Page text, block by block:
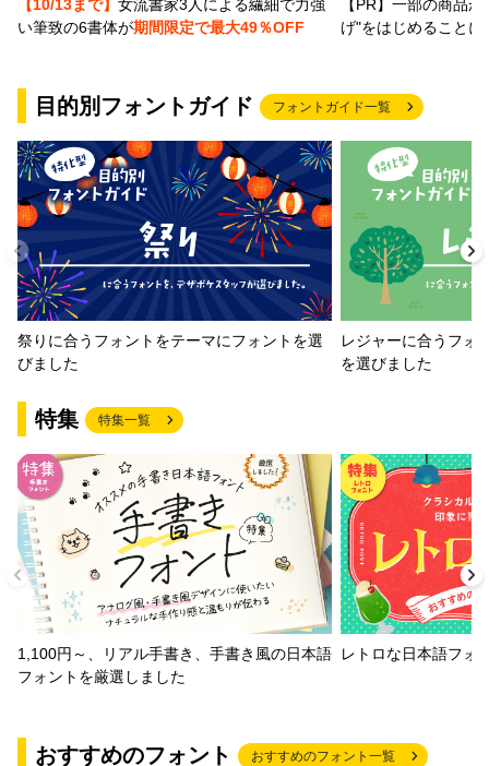
【10/13まで】 女流書家3人による繊細で力強
い筆致の6書体が期間限定で最大49％OFF
【PR】一部の商品
げ"をはじめること
目的別フォントガイド フォントガイド一覧
祭りに合うフォントをテーマにフォントを選
びました
レジャーに合うフォ
を選びました
特集 特集一覧
1,100円～、リアル手書き、手書き風の日本語
フォントを厳選しました
レトロな日本語フォ
おすすめのフォント おすすめのフォント一覧